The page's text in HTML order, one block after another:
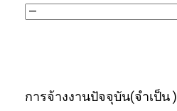
การจ้างงานปัจจุบัน(จำเป็น )